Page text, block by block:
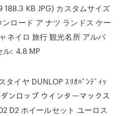
KB JPG) カスタムサイズ
ロード ア ナツ ランドス ケー
ネイロ 旅行 観光名所 アルバ
ル: 4.8 MP
タイヤ DUNLOP ｽﾘｵﾊﾞﾝﾃﾞｨｯ
ンロップ ウインターマックス
D2 ホイールセット ユーロス